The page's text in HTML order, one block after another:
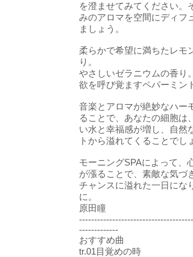
を澄ませてみてください。
みのアロマを空間にディフ
ましょう。
柔らかで希望に満ちたレモ
り。
やさしいゼラニウムの香り
欲を呼び覚ますペパーミン
音楽とアロマが絶妙なハー
ることで、あなたの細胞は
い水と幸福感が増し、自然
トから溢れてくることでし
モーニングSPAによって、
が漲ることで、素敵な気づ
チャンスに溢れた一日にな
に。
原田瞳
-------------
おすすめ曲
tr.01目覚めの時